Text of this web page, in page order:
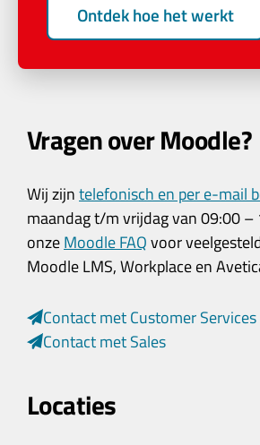
Ontdek hoe het werkt
Vragen over Moodle?
Wij zijntelefonisch en per e-mail
maandag t/m vrijdag van 09:00 –
onzeMoodle FAQvoor
Moodle LMS, Workplace en
Contact met Customer Services
Contact met Sales
Locaties